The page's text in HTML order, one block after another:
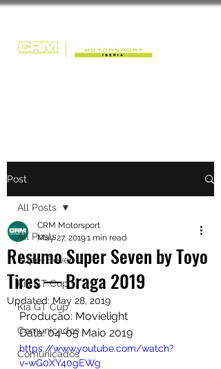
Post
All Posts
Super Seven
Kia GT Cup
Kia GT Cup
Comunicados
Comunicados
All Posts
Resumo Super Seven by Toyo
Tires — Braga 2019
CRM Motorsport
May 27, 20191 min read
Updated: May 28, 2019
Produção: Movielight
Data: 04-05 Maio 2019
https://www.youtube.com/watch?
v=wG0XY40gEWg